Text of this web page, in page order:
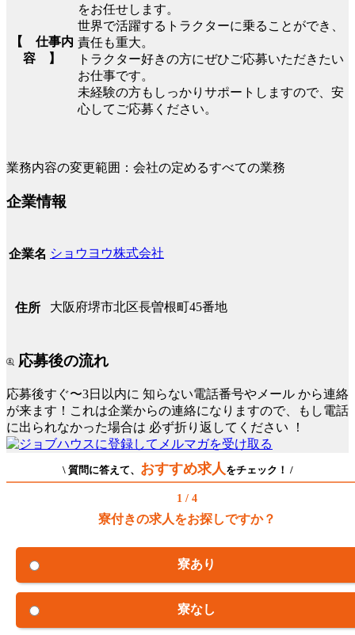
【 仕事内
容 】
をお任せします。
世界で活躍するトラクターに乗ることができ、
責任も重大。
トラクター好きの方にぜひご応募いただきたい
お仕事です。
未経験の方もしっかりサポートしますので、安
心してご応募ください。
業務内容の変更範囲：会社の定めるすべての業務
企業情報
企業名 ショウヨウ株式会社
住所 大阪府堺市北区長曽根町45番地
応募後の流れ
応募後すぐ〜3日以内に 知らない電話番号やメール から連絡
が来ます！これは企業からの連絡になりますので、もし電話
に出られなかった場合は 必ず折り返してください ！
\ 質問に答えて、 おすすめ求人 をチェック！ /
1 / 4
寮付きの求人をお探しですか？
寮あり
寮なし